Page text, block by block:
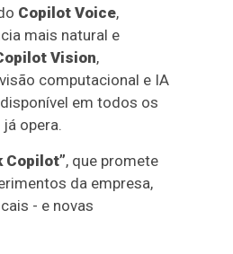
Copilot Voice,
mais natural e
Vision,
computacional e IA
em todos os
opera.
Copilot”, que promete
da empresa,
- e novas